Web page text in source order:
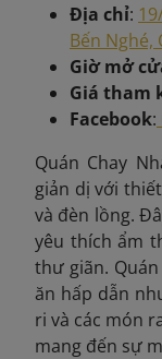
Địa chỉ:
Bến Nghé,
Giờ mở
Giá tham
Facebook:
Quán Chay
giản dị với
và đèn lồng.
yêu thích ẩm
thư giãn.
ăn hấp dẫn
ri và các món
mang đến sự